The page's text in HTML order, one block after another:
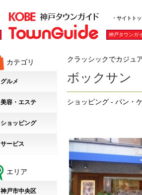
・サイトト
神戸タウンガ
カテゴリ
グルメ
美容・エステ
ショッピング
サービス
エリア
神戸市中央区
クラッシックでカジュ
ボックサン
ショッピング - パン